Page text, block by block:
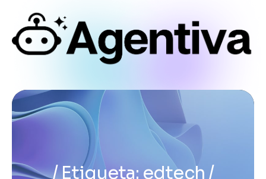
Etiqueta: edtech